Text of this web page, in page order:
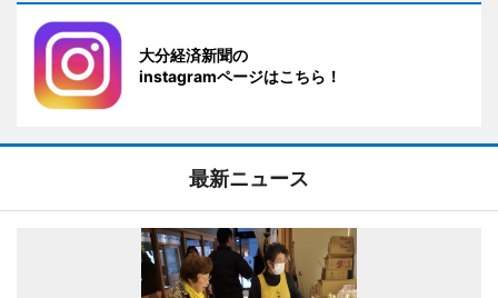
大分経済新聞の
instagramページはこちら！
最新ニュース